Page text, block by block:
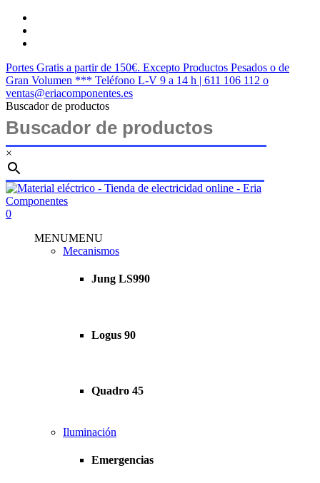
Saltar
contenido
Portes Gratis a partir de 150€. Excepto Productos Pesados o de
Gran Volumen *** Teléfono L-V 9 a 14 h | 611 106 112 o
ventas@eriacomponentes.es
Buscador de productos
×
Cerrar
búsqueda
buscar
account
0
MENUMENU
Mecanismos
Jung LS990
Logus 90
Quadro 45
Iluminación
Emergencias